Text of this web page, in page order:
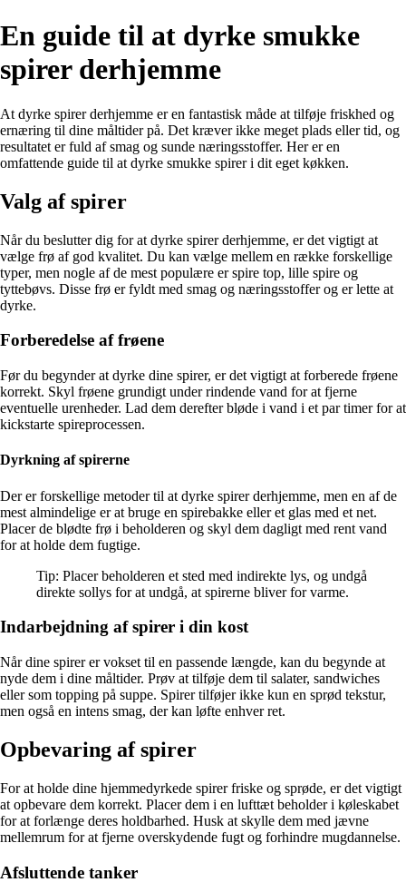
En guide til at dyrke smukke
spirer derhjemme
At dyrke spirer derhjemme er en fantastisk måde at tilføje friskhed og
ernæring til dine måltider på. Det kræver ikke meget plads eller tid, og
resultatet er fuld af smag og sunde næringsstoffer. Her er en
omfattende guide til at dyrke smukke spirer i dit eget køkken.
Valg af spirer
Når du beslutter dig for at dyrke spirer derhjemme, er det vigtigt at
vælge frø af god kvalitet. Du kan vælge mellem en række forskellige
typer, men nogle af de mest populære er spire top, lille spire og
tyttebøvs. Disse frø er fyldt med smag og næringsstoffer og er lette at
dyrke.
Forberedelse af frøene
Før du begynder at dyrke dine spirer, er det vigtigt at forberede frøene
korrekt. Skyl frøene grundigt under rindende vand for at fjerne
eventuelle urenheder. Lad dem derefter bløde i vand i et par timer for at
kickstarte spireprocessen.
Dyrkning af spirerne
Der er forskellige metoder til at dyrke spirer derhjemme, men en af de
mest almindelige er at bruge en spirebakke eller et glas med et net.
Placer de blødte frø i beholderen og skyl dem dagligt med rent vand
for at holde dem fugtige.
Tip: Placer beholderen et sted med indirekte lys, og undgå
direkte sollys for at undgå, at spirerne bliver for varme.
Indarbejdning af spirer i din kost
Når dine spirer er vokset til en passende længde, kan du begynde at
nyde dem i dine måltider. Prøv at tilføje dem til salater, sandwiches
eller som topping på suppe. Spirer tilføjer ikke kun en sprød tekstur,
men også en intens smag, der kan løfte enhver ret.
Opbevaring af spirer
For at holde dine hjemmedyrkede spirer friske og sprøde, er det vigtigt
at opbevare dem korrekt. Placer dem i en lufttæt beholder i køleskabet
for at forlænge deres holdbarhed. Husk at skylle dem med jævne
mellemrum for at fjerne overskydende fugt og forhindre mugdannelse.
Afsluttende tanker